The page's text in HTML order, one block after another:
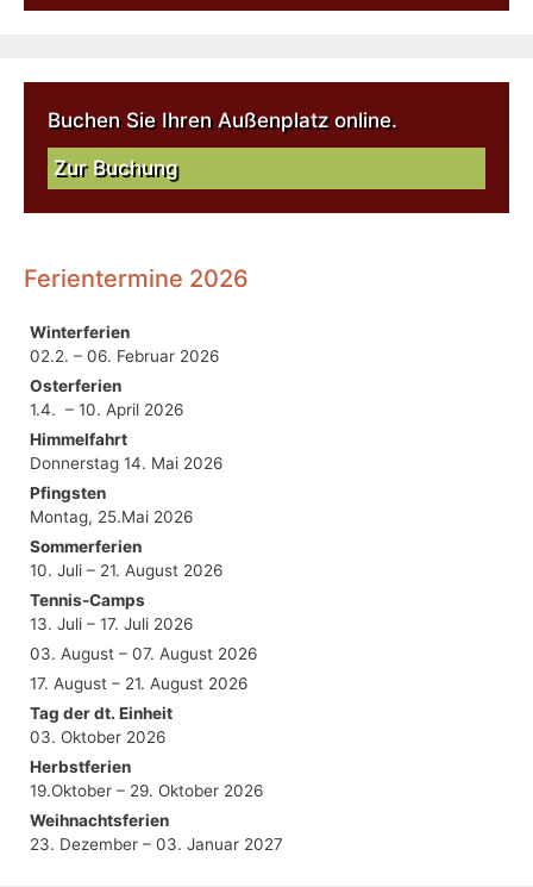
Buchen Sie Ihren Außenplatz online.
Zur Buchung
Ferientermine 2026
Winterferien
02.2. – 06. Februar 2026
Osterferien
1.4. – 10. April 2026
Himmelfahrt
Donnerstag 14. Mai 2026
Pfingsten
Montag, 25.Mai 2026
Sommerferien
10. Juli – 21. August 2026
Tennis-Camps
13. Juli – 17. Juli 2026
03. August – 07. August 2026
17. August – 21. August 2026
Tag der dt. Einheit
03. Oktober 2026
Herbstferien
19.Oktober – 29. Oktober 2026
Weihnachtsferien
23. Dezember – 03. Januar 2027